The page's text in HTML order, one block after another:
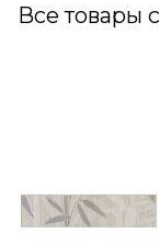
Все товары